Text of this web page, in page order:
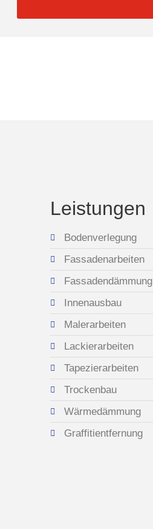
Leistungen
Bodenverlegung
Fassadenarbeiten
Fassadendämmung
Innenausbau
Malerarbeiten
Lackierarbeiten
Tapezierarbeiten
Trockenbau
Wärmedämmung
Graffitientfernung